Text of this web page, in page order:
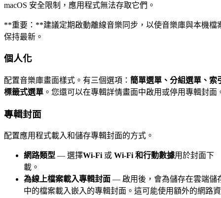
macOS 安全限制，應用程式無法存取它們。
**重要：**建議定期啟動離線音樂同步，以使音樂庫與本機檔
保持最新。
個人化
配置音樂庫畫面樣式。有三個選項： 簡單選單、分組選單、索
標籤式選單 。您還可以在專輯詳情畫面中啟用或停用專輯封面
專輯封面
配置應用程式載入和儲存專輯封面的方式。
網路類型 — 選擇Wi-Fi或 Wi-Fi 和行動數據用於封面下
載。
為線上檔案載入專輯封面 — 啟用後，會為儲存在雲端儲
中的檔案載入嵌入的專輯封面。這可能使用額外的網路資